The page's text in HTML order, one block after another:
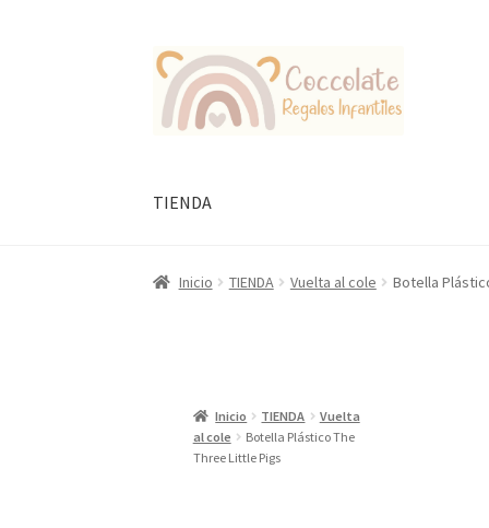
Ir
la
Ir
al
contenido
TIENDA
Inicio TIENDA Vuelta al cole Botella
Inicio TIENDA
Vuelta
al cole
Botella Plástico The
Three Little Pigs